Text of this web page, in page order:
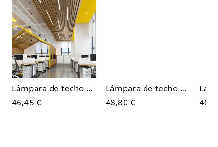
Lámpara de techo LED lineal minimalista, luminaria arquitectónica de montaje al ras tipo tira para oficina o estudio
46,45 €
Lámpara de techo LED lineal minimalista, plafón comercial de aluminio negro mate
48,80 €